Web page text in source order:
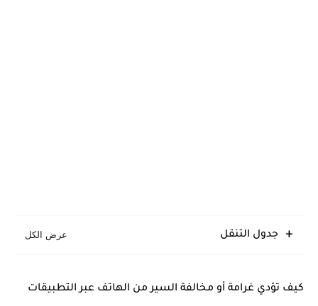
جدول التنقل
كيف تؤدي غرامة أو مخالفة السير من الهاتف عبر التطبيقات